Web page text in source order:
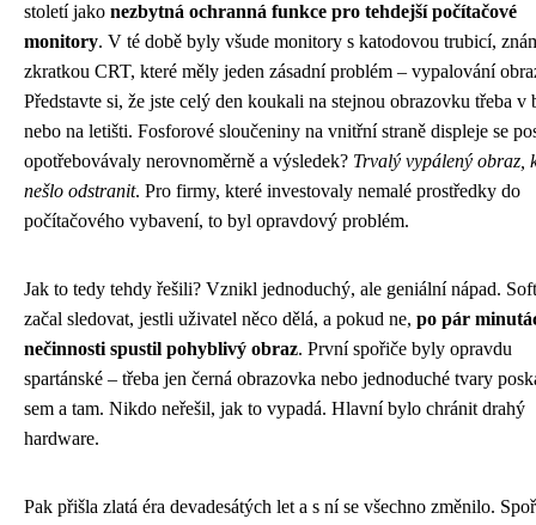
století jako nezbytná ochranná funkce pro tehdejší počítačové
monitory. V té době byly všude monitory s katodovou trubicí,
zkratkou CRT, které měly jeden zásadní problém – vypalování
Představte si, že jste celý den koukali na stejnou obrazovku třeba v
nebo na letišti. Fosforové sloučeniny na vnitřní straně displeje se
opotřebovávaly nerovnoměrně a výsledek? Trvalý vypálený obraz,
nešlo odstranit. Pro firmy, které investovaly nemalé prostředky do
počítačového vybavení, to byl opravdový problém.
Jak to tedy tehdy řešili? Vznikl jednoduchý, ale geniální nápad.
začal sledovat, jestli uživatel něco dělá, a pokud ne, po pár
nečinnosti spustil pohyblivý obraz. První spořiče byly opravdu
spartánské – třeba jen černá obrazovka nebo jednoduché tvary
sem a tam. Nikdo neřešil, jak to vypadá. Hlavní bylo chránit drahý
hardware.
Pak přišla zlatá éra devadesátých let a s ní se všechno změnilo.